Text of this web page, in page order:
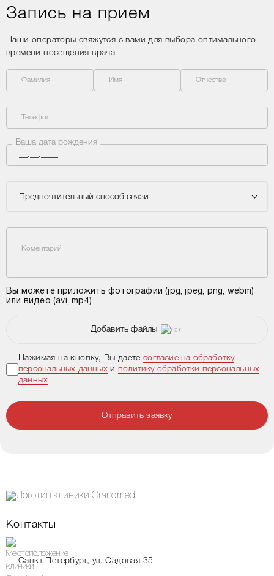
Запись на прием
Наши операторы свяжутся с вами для выбора оптимального
времени посещения врача
Фамилия Имя Отчество
Телефон
Ваша дата рождения
Предпочтительный способ связи
Коментарий
Вы можете приложить фотографии (jpg, jpeg, png, webm)
или видео (avi, mp4)
Добавить файлы
Нажимая на кнопку, Вы даетесогласие на обработку
персональных данныхиполитику обработки персональных
данных
Отправить заявку
Контакты
Санкт-Петербург, ул. Садовая 35